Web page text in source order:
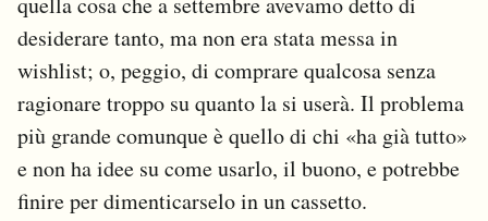
CALENDARIO
AREA PERSONALE
Area Personale
Newsletter
Notifiche mobile
desiderare tanto, ma non era stata messa in
wishlist; o, peggio, di comprare qualcosa senza
ragionare troppo su quanto la si userà. Il problema
più grande comunque è quello di chi «ha già tutto»
e non ha idee su come usarlo, il buono, e potrebbe
finire per dimenticarselo in un cassetto.